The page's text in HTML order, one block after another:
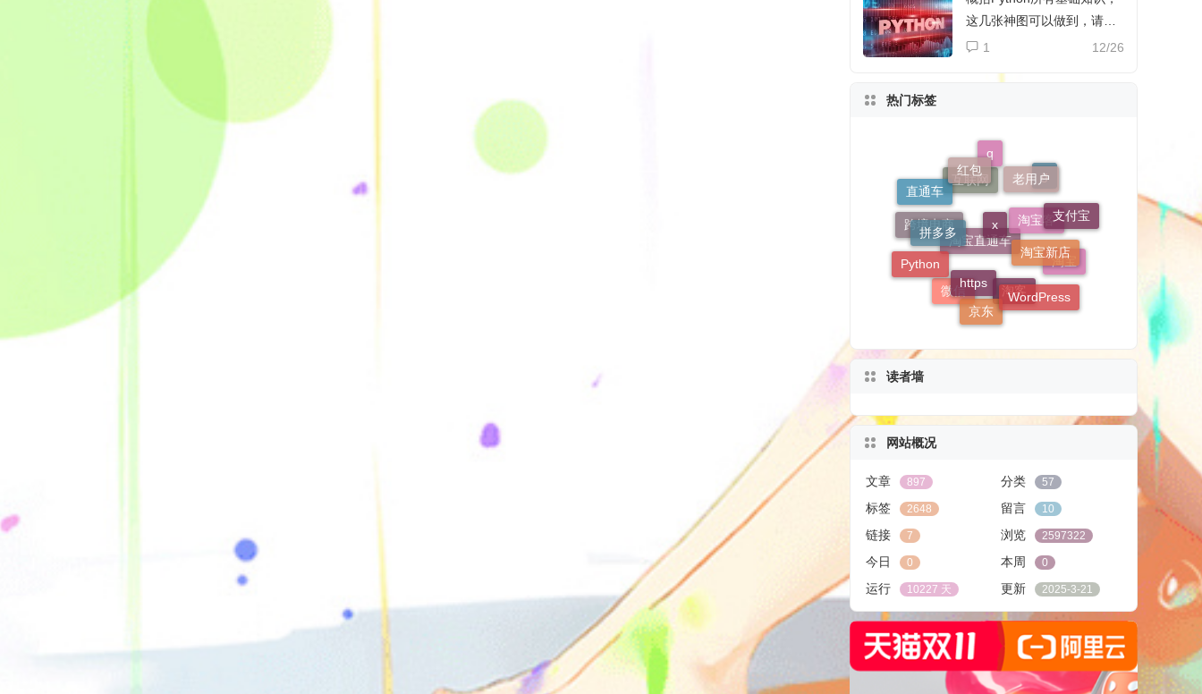
这几张神图可以做到，请收
下
12/26
1
热门标签
互联网
g
淘宝客
淘宝直通车
跨境电商
直通车
红包 老用户
支付宝
淘宝
淘客
微信
Python
拼多多
淘宝新店
WordPress
京东
https
读者墙
网站概况
文章 897 分类 57
标签 2648 留言 10
链接 7 浏览 2597322
今日 0 本周 0
运行 10227 天 更新 2025-3-21